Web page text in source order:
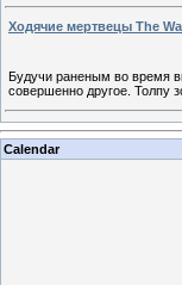
Ходячие мертвецы The
Будучи раненым во время
совершенно другое. Толпу
Calendar